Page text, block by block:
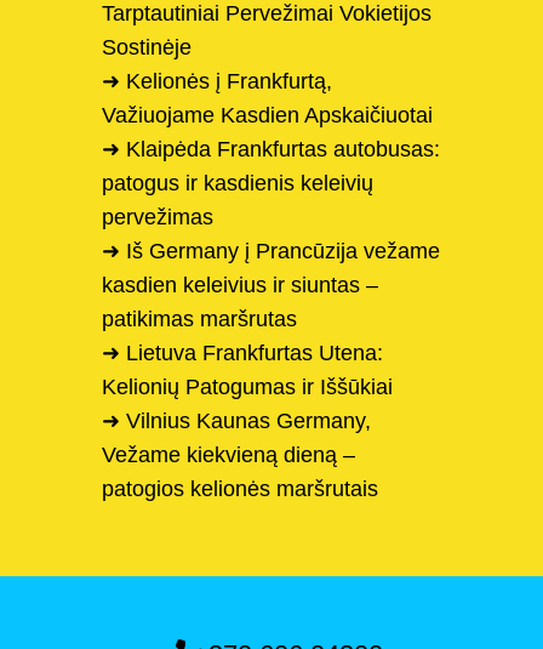
Tarptautiniai Pervežimai Vokietijos
Sostinėje
➜ Kelionės į Frankfurtą,
Važiuojame Kasdien Apskaičiuotai
➜ Klaipėda Frankfurtas autobusas:
patogus ir kasdienis keleivių
pervežimas
➜ Iš Germany į Prancūzija vežame
kasdien keleivius ir siuntas –
patikimas maršrutas
➜ Lietuva Frankfurtas Utena:
Kelionių Patogumas ir Iššūkiai
➜ Vilnius Kaunas Germany,
Vežame kiekvieną dieną –
patogios kelionės maršrutais